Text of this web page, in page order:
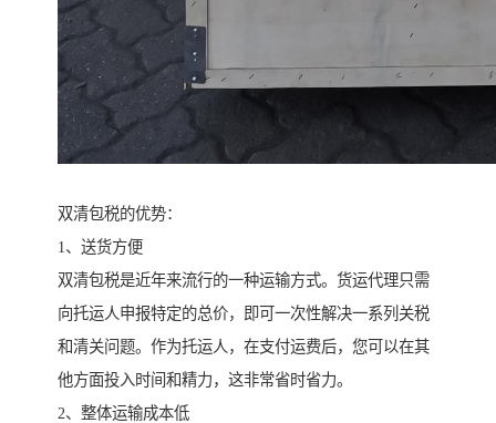
双清包税的优势：
1、送货方便
双清包税是近年来流行的一种运输方式。货运代理只需
向托运人申报特定的总价，即可一次性解决一系列关税
和清关问题。作为托运人，在支付运费后，您可以在其
他方面投入时间和精力，这非常省时省力。
2、整体运输成本低